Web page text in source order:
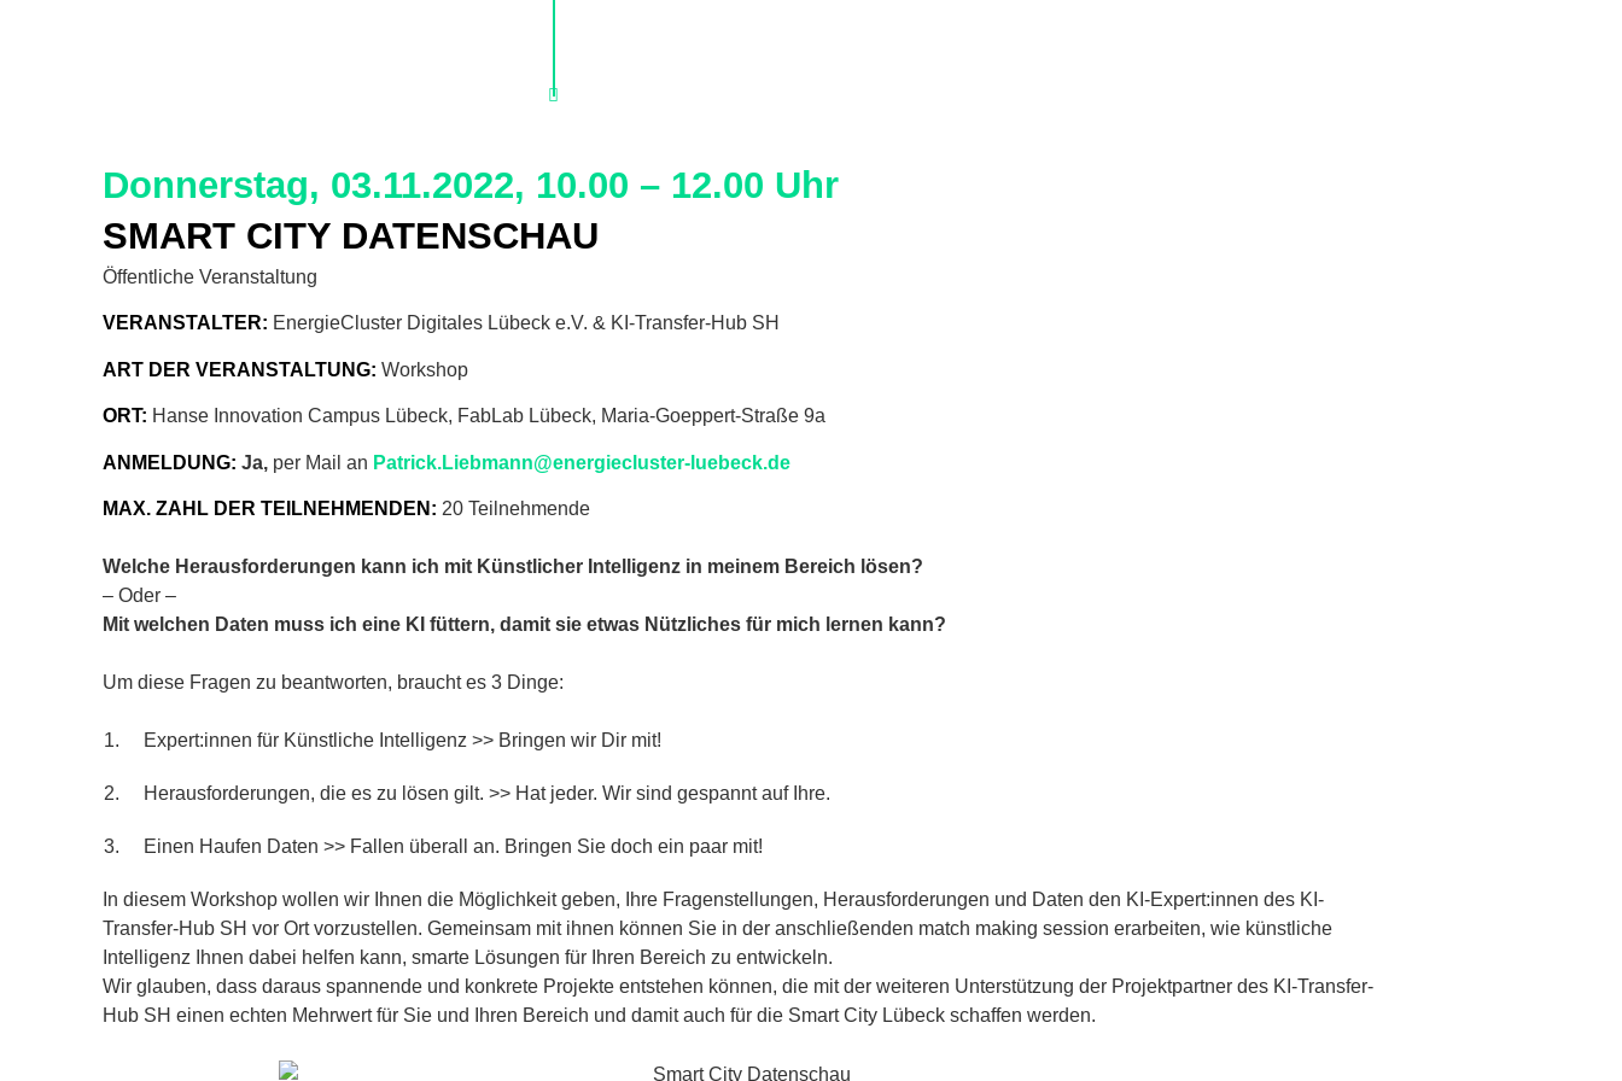
Donnerstag, 03.11.2022, 10.00 – 12.00 Uhr
SMART CITY DATENSCHAU
Öffentliche Veranstaltung
VERANSTALTER: EnergieCluster Digitales Lübeck e.V. & KI-Transfer-Hub SH
ART DER VERANSTALTUNG: Workshop
ORT: Hanse Innovation Campus Lübeck, FabLab Lübeck, Maria-Goeppert-Straße 9a
ANMELDUNG: Ja, per Mail an Patrick.Liebmann@energiecluster-luebeck.de
MAX. ZAHL DER TEILNEHMENDEN: 20 Teilnehmende
Welche Herausforderungen kann ich mit Künstlicher Intelligenz in meinem Bereich lösen?
– Oder –
Mit welchen Daten muss ich eine KI füttern, damit sie etwas Nützliches für mich lernen kann?
Um diese Fragen zu beantworten, braucht es 3 Dinge:
Expert:innen für Künstliche Intelligenz >> Bringen wir Dir mit!
Herausforderungen, die es zu lösen gilt. >> Hat jeder. Wir sind gespannt auf Ihre.
Einen Haufen Daten >> Fallen überall an. Bringen Sie doch ein paar mit!
In diesem Workshop wollen wir Ihnen die Möglichkeit geben, Ihre Fragenstellungen, Herausforderungen und Daten den KI-Expert:innen des KI-
Transfer-Hub SH vor Ort vorzustellen. Gemeinsam mit ihnen können Sie in der anschließenden match making session erarbeiten, wie künstliche
Intelligenz Ihnen dabei helfen kann, smarte Lösungen für Ihren Bereich zu entwickeln.
Wir glauben, dass daraus spannende und konkrete Projekte entstehen können, die mit der weiteren Unterstützung der Projektpartner des KI-Transfer-
Hub SH einen echten Mehrwert für Sie und Ihren Bereich und damit auch für die Smart City Lübeck schaffen werden.